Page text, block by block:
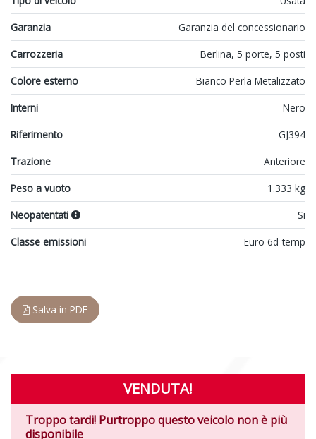
Garanzia
Garanzia del concessionario
Carrozzeria
Berlina, 5 porte, 5 posti
Colore esterno
Bianco Perla Metalizzato
Interni
Nero
Riferimento
GJ394
Trazione
Anteriore
Peso a vuoto
1.333 kg
Neopatentati
Si
Classe emissioni
Euro 6d-temp
Salva in PDF
VENDUTA!
Troppo tardi! Purtroppo questo veicolo non è più
disponibile